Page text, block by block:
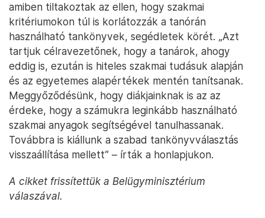
amiben tiltakoztak az ellen, hogy szakmai
kritériumokon túl is korlátozzák a tanórán
használható tankönyvek, segédletek körét. „Azt
tartjuk célravezetőnek, hogy a tanárok, ahogy
eddig is, ezután is hiteles szakmai tudásuk alapján
és az egyetemes alapértékek mentén tanítsanak.
Meggyőződésünk, hogy diákjainknak is az az
érdeke, hogy a számukra leginkább használható
szakmai anyagok segítségével tanulhassanak.
Továbbra is kiállunk a szabad tankönyvválasztás
visszaállítása mellett” – írták a honlapjukon.
A cikket frissítettük a Belügyminisztérium
válaszával.